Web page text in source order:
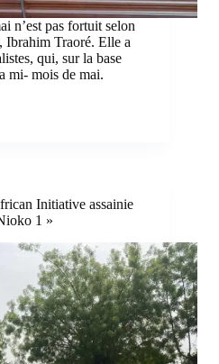
n’est pas fortuit selon
Ibrahim Traoré. Elle a
qui, sur la base
mi- mois de mai.
Initiative assainie
1 »